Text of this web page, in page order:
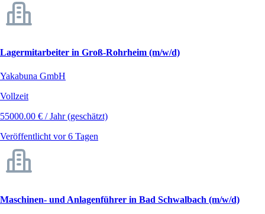
Lagermitarbeiter in Groß-Rohrheim (m/w/d)
Yakabuna GmbH
Vollzeit
55000.00 € / Jahr (geschätzt)
Veröffentlicht vor 6 Tagen
Maschinen- und Anlagenführer in Bad Schwalbach (m/w/d)